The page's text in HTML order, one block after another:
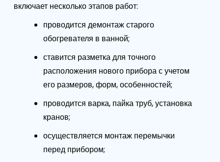
включает несколько этапов работ:
проводится демонтаж старого
обогревателя в ванной;
ставится разметка для точного
расположения нового прибора с учетом
его размеров, форм, особенностей;
проводится варка, пайка труб, установка
кранов;
осуществляется монтаж перемычки
перед прибором;